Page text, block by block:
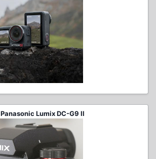
Panasonic Lumix DC-G9 II